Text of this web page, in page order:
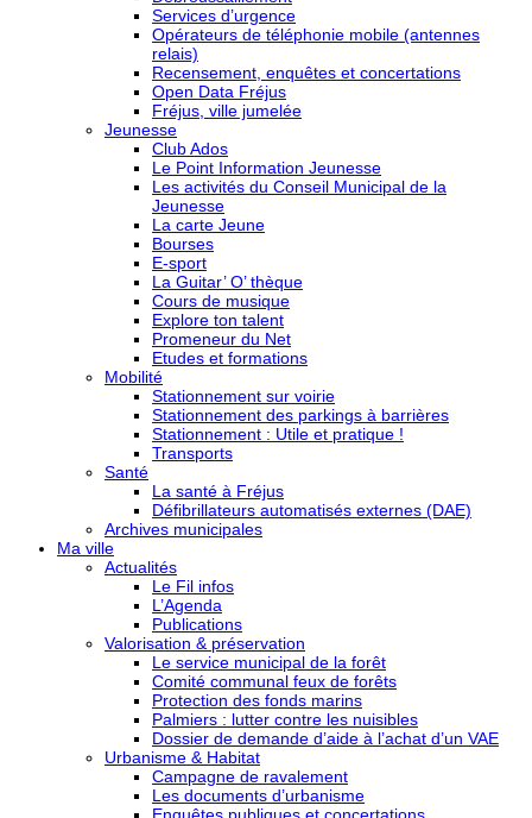
Services d’urgence
Opérateurs de téléphonie mobile (antennes
relais)
Recensement, enquêtes et concertations
Open Data Fréjus
Fréjus, ville jumelée
Jeunesse
Club Ados
Le Point Information Jeunesse
Les activités du Conseil Municipal de la
Jeunesse
La carte Jeune
Bourses
E-sport
La Guitar’ O’ thèque
Cours de musique
Explore ton talent
Promeneur du Net
Etudes et formations
Mobilité
Stationnement sur voirie
Stationnement des parkings à barrières
Stationnement : Utile et pratique !
Transports
Santé
La santé à Fréjus
Défibrillateurs automatisés externes (DAE)
Archives municipales
Ma ville
Actualités
Le Fil infos
L’Agenda
Publications
Valorisation & préservation
Le service municipal de la forêt
Comité communal feux de forêts
Protection des fonds marins
Palmiers : lutter contre les nuisibles
Dossier de demande d’aide à l’achat d’un VAE
Urbanisme & Habitat
Campagne de ravalement
Les documents d’urbanisme